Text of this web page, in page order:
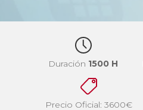
Duración 1500 H
Precio Oficial: 3600€